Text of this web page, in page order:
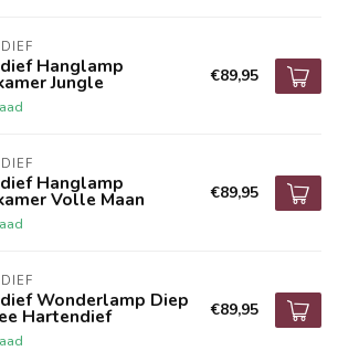
Hanglamp
Jungle €89,95
Hanglamp
Volle Maan €89,95
Wonderlamp Diep
Hartendief €89,95